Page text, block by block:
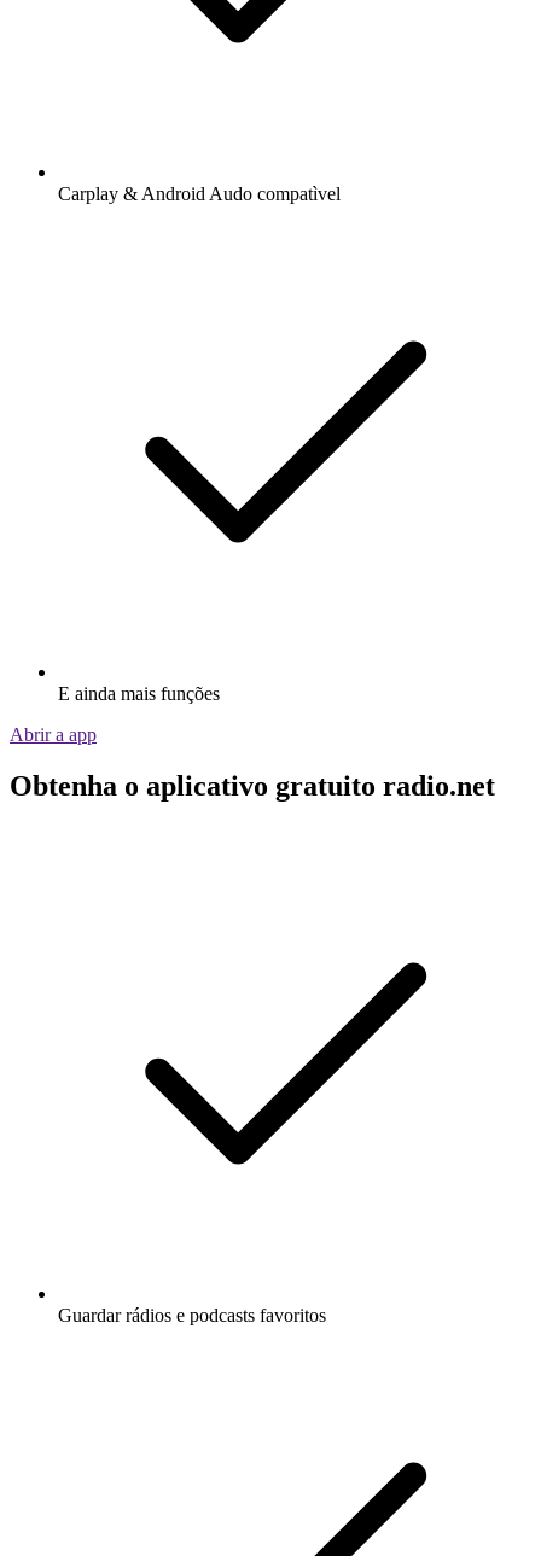
Carplay & Android Audo compatìvel
E ainda mais funções
Abrir a app
Obtenha o aplicativo gratuito radio.net
Guardar rádios e podcasts favoritos